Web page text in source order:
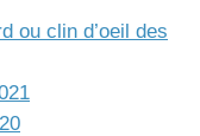
ou clin d’oeil des